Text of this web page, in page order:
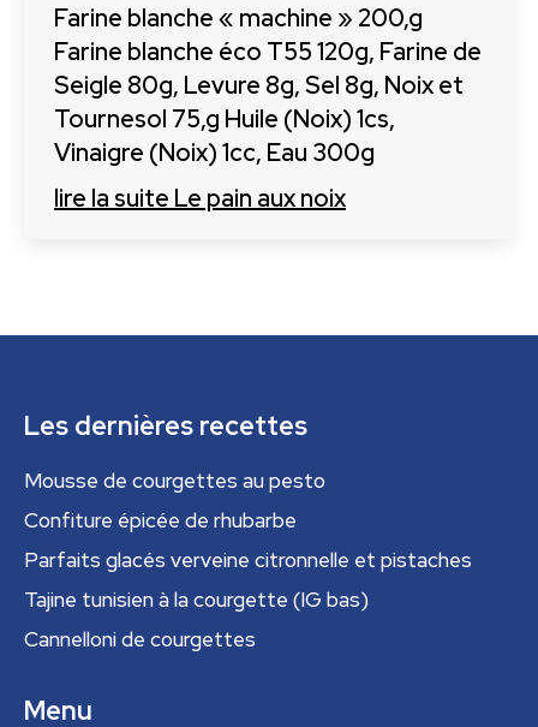
Farine blanche « machine » 200,g
Farine blanche éco T55 120g, Farine de
Seigle 80g, Levure 8g, Sel 8g, Noix et
Tournesol 75,g Huile (Noix) 1cs,
Vinaigre (Noix) 1cc, Eau 300g
lire la suite Le pain aux noix
Les dernières recettes
Mousse de courgettes au pesto
Confiture épicée de rhubarbe
Parfaits glacés verveine citronnelle et pistaches
Tajine tunisien à la courgette (IG bas)
Cannelloni de courgettes
Menu